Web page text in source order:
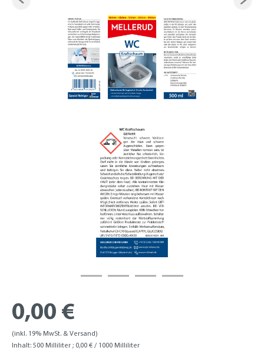
0,00 €
(inkl. 19% MwSt. & Versand)
Inhalt: 500 Milliliter ; 0,00 € / 1000 Milliliter